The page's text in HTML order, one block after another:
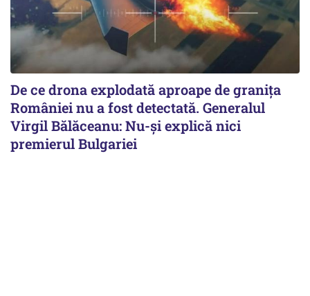
De ce drona explodată aproape de granița
României nu a fost detectată. Generalul
Virgil Bălăceanu: Nu-și explică nici
premierul Bulgariei